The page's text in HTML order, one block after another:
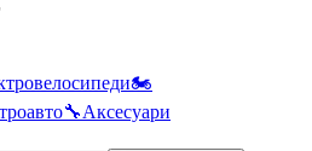
🏍️
🔧Аксесуари